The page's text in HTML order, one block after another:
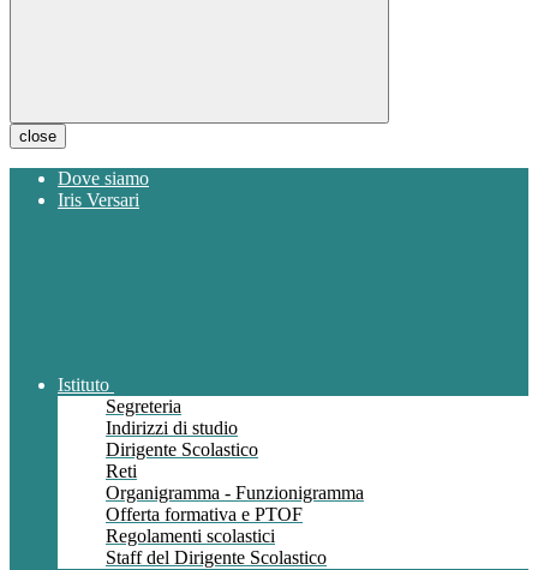
close
Dove siamo
Iris Versari
Istituto
Segreteria
Indirizzi di studio
Dirigente Scolastico
Reti
Organigramma - Funzionigramma
Offerta formativa e PTOF
Regolamenti scolastici
Staff del Dirigente Scolastico